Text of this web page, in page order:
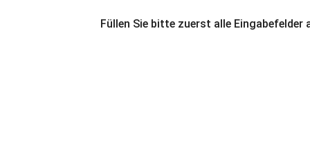
Füllen Sie bitte zuerst alle Eingabefelder